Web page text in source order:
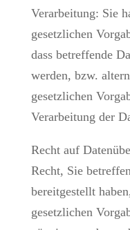
Verarbeitung: Sie
gesetzlichen
dass betreffende
werden, bzw.
gesetzlichen
Verarbeitung der
Recht auf
Recht, Sie
bereitgestellt
gesetzlichen